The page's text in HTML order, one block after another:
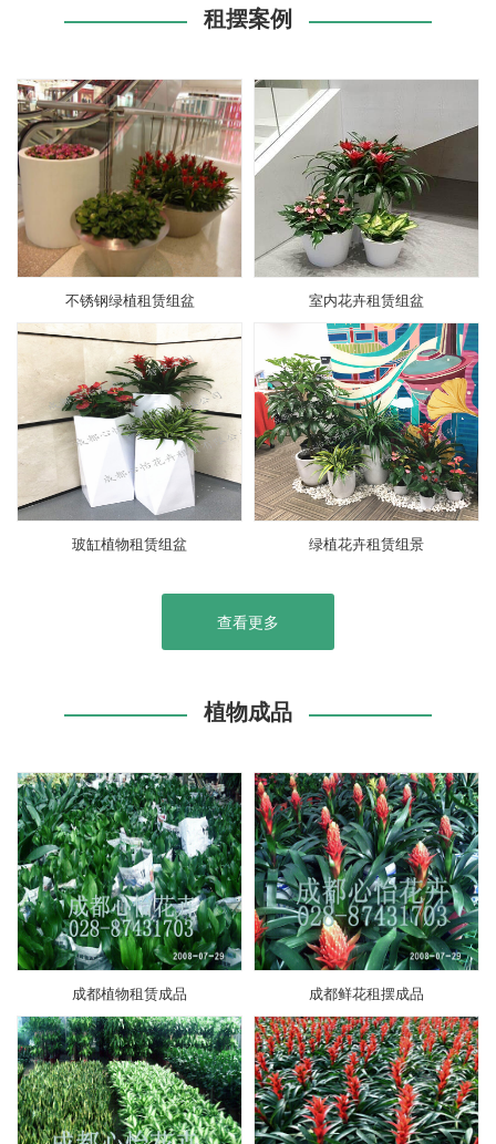
租摆案例
不锈钢绿植租赁组盆 室内花卉租赁组盆
玻缸植物租赁组盆 绿植花卉租赁组景
查看更多
植物成品
成都植物租赁成品 成都鲜花租摆成品